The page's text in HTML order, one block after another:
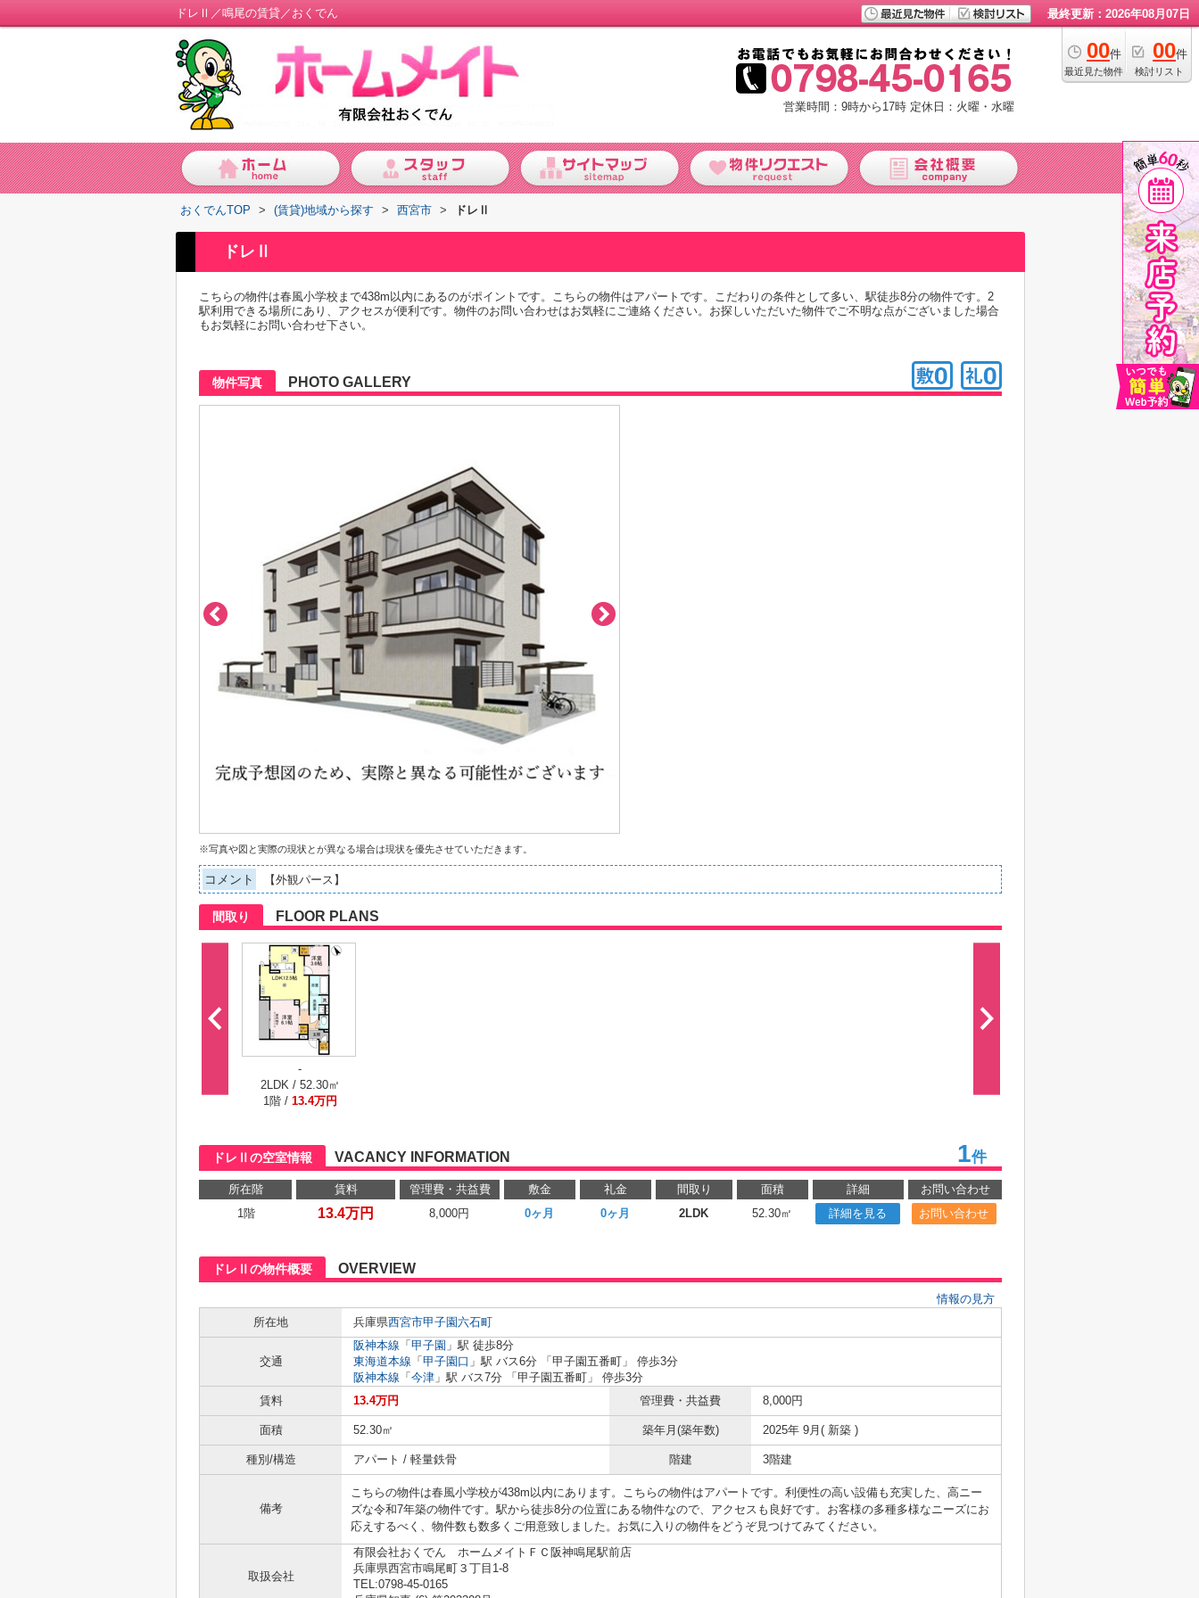
ドレⅡ／鳴尾の賃貸／おくでん 最終更新：2026年08月07日
00件
最近見た物件
00件
検討リスト
営業時間：9時から17時 定休日：火曜・水曜
おくでんTOP > (賃貸)地域から探す > 西宮市 > ドレⅡ
ドレⅡ
こちらの物件は春風小学校まで438m以内にあるのがポイントです。こちらの物件はアパートです。こだわりの条件として多い、駅徒歩8分の物件です。2
駅利用できる場所にあり、アクセスが便利です。物件のお問い合わせはお気軽にご連絡ください。お探しいただいた物件でご不明な点がございました場合
もお気軽にお問い合わせ下さい。
物件写真 PHOTO GALLERY
※写真や図と実際の現状とが異なる場合は現状を優先させていただきます。
コメント 【外観パース】
間取り FLOOR PLANS
-
2LDK / 52.30㎡
1階 / 13.4万円
ドレⅡの空室情報 VACANCY INFORMATION 1件
所在階 賃料 管理費・共益費 敷金 礼金 間取り 面積 詳細
お問い合わせ
1階
13.4万円 8,000円 0ヶ月 0ヶ月 2LDK 52.30㎡ 詳細を見る お問い合わせ
ドレⅡの物件概要 OVERVIEW
情報の見方
所在地
兵庫県西宮市甲子園六石町
交通
阪神本線 「 甲子園 」駅 徒歩8分
東海道本線 「 甲子園口 」駅 バス6分 「甲子園五番町」 停歩3分
阪神本線 「 今津 」駅 バス7分 「甲子園五番町」 停歩3分
賃料
13.4万円 管理費・共益費 8,000円
面積 52.30㎡ 築年月(築年数) 2025年 9月( 新築 )
種別/構造 アパート / 軽量鉄骨 階建 3階建
備考
こちらの物件は春風小学校が438m以内にあります。こちらの物件はアパートです。利便性の高い設備も充実した、高ニー
ズな令和7年築の物件です。駅から徒歩8分の位置にある物件なので、アクセスも良好です。お客様の多種多様なニーズにお
応えするべく、物件数も数多くご用意致しました。お気に入りの物件をどうぞ見つけてみてください。
取扱会社
有限会社おくでん ホームメイトＦＣ阪神鳴尾駅前店
兵庫県西宮市鳴尾町３丁目1-8
TEL:0798-45-0165